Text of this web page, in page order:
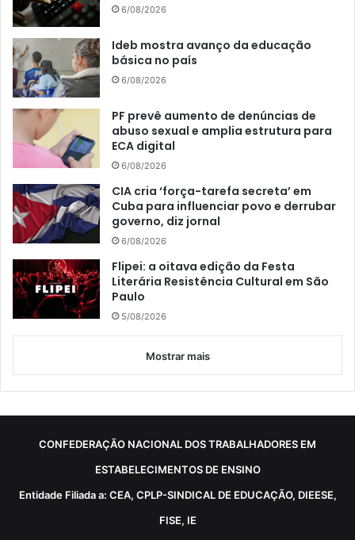
6/08/2026
Ideb mostra avanço da educação
básica no país
6/08/2026
PF prevê aumento de denúncias de
abuso sexual e amplia estrutura para
ECA digital
6/08/2026
CIA cria ‘força-tarefa secreta’ em
Cuba para influenciar povo e derrubar
governo, diz jornal
6/08/2026
Flipei: a oitava edição da Festa
Literária Resistência Cultural em São
Paulo
5/08/2026
Mostrar mais
CONFEDERAÇÃO NACIONAL DOS TRABALHADORES EM
ESTABELECIMENTOS DE ENSINO
Entidade Filiada a: CEA, CPLP-SINDICAL DE EDUCAÇÃO, DIEESE,
FISE, IE